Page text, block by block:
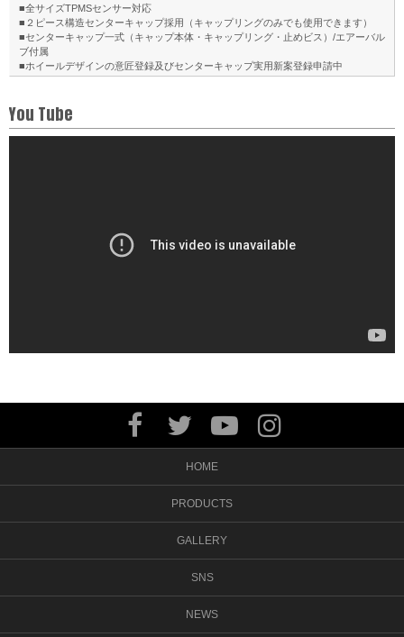
■全サイズTPMSセンサー対応
■２ピース構造センターキャップ採用（キャップリングのみでも使用できます）
■センターキャップ一式（キャップ本体・キャップリング・止めビス）/エアーバル
ブ付属
■ホイールデザインの意匠登録及びセンターキャップ実用新案登録申請中
You Tube
HOME
PRODUCTS
GALLERY
SNS
NEWS